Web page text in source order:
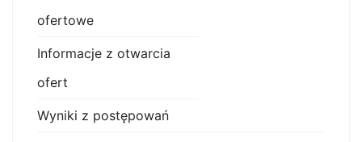
ofertowe
Informacje z otwarcia
ofert
Wyniki z postępowań